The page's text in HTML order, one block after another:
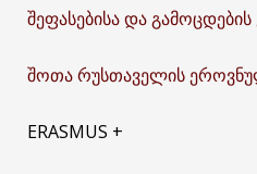
ᲡᲢᲣᲓᲔᲜᲢᲣᲠᲘ ᲪᲮᲝᲕᲠᲔᲑᲐ
შეფასებისა და
შოთა რუსთაველის
ERASMUS +